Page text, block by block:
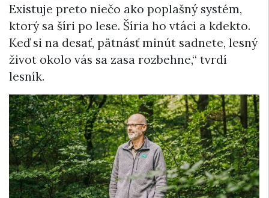
Existuje preto niečo ako poplašný systém,
ktorý sa šíri po lese. Šíria ho vtáci a kdekto.
Keď si na desať, pätnásť minút sadnete, lesný
život okolo vás sa zasa rozbehne,“ tvrdí
lesník.